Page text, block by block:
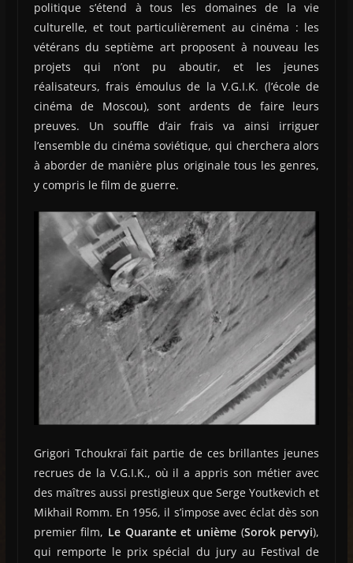
politique s’étend à tous les domaines de la vie
culturelle, et tout particulièrement au cinéma : les
vétérans du septième art proposent à nouveau les
projets qui n’ont pu aboutir, et les jeunes
réalisateurs, frais émoulus de la V.G.I.K. (l’école de
cinéma de Moscou), sont ardents de faire leurs
preuves. Un souffle d’air frais va ainsi irriguer
l’ensemble du cinéma soviétique, qui cherchera alors
à aborder de manière plus originale tous les genres,
y compris le film de guerre.
Grigori Tchoukraï fait partie de ces brillantes jeunes
recrues de la V.G.I.K., où il a appris son métier avec
des maîtres aussi prestigieux que Serge Youtkevich et
Mikhail Romm. En 1956, il s’impose avec éclat dès son
premier film, Le Quarante et unième(Sorok pervyi),
qui remporte le prix spécial du jury au Festival de